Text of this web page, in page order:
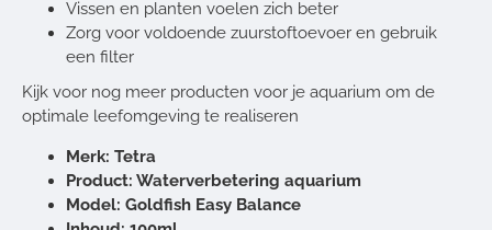
Vissen en planten voelen zich beter
Zorg voor voldoende zuurstoftoevoer en gebruik
een filter
Kijk voor nog meer producten voor je aquarium om de
optimale leefomgeving te realiseren
Merk: Tetra
Product: Waterverbetering aquarium
Model: Goldfish Easy Balance